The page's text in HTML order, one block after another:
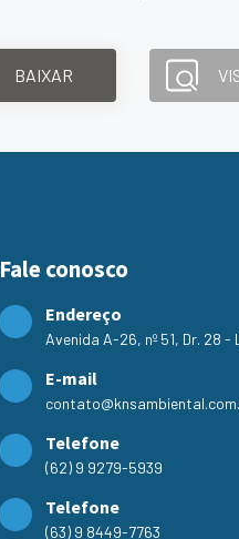
BAIXAR
Fale conosco
Endereço
Avenida A-26, nº 51, Dr. 28
E-mail
Telefone
(62) 9 9279-5939
Telefone
(63) 9 8449-7763